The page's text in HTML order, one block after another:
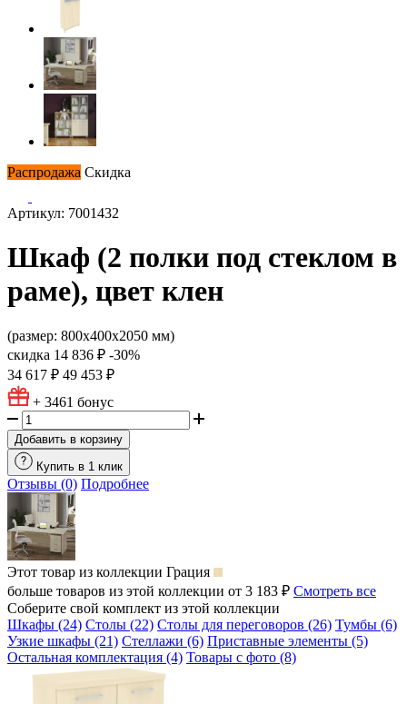
Распродажа Скидка
Артикул: 7001432
Шкаф (2 полки под стеклом в
раме), цвет клен
(размер: 800х400х2050 мм)
скидка 14 836 ₽ -30%
34 617 ₽ 49 453 ₽
+ 3461 бонус
Добавить в корзину
Купить в 1 клик
Отзывы (0) Подробнее
Этот товар из коллекции Грация
больше товаров из этой коллекции от 3 183 ₽ Смотреть все
Соберите свой комплект из этой коллекции
Шкафы (24) Столы (22) Столы для переговоров (26) Тумбы (6)
Узкие шкафы (21) Стеллажи (6) Приставные элементы (5)
Остальная комплектация (4) Товары с фото (8)